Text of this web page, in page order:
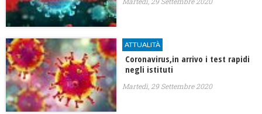
ATTUALITÀ
Coronavirus,in arrivo i test rapidi
negli istituti
Martedì, 29 Settembre 2020